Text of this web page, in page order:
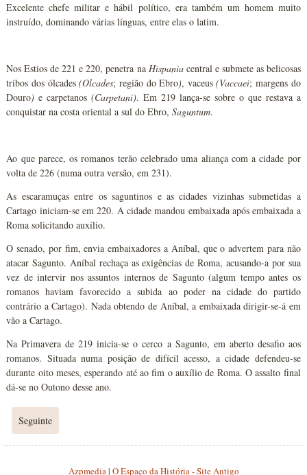
Excelente chefe militar e hábil político, era também um homem muito
instruído, dominando várias línguas, entre elas o latim.
Nos Estios de 221 e 220, penetra na Hispaniacentral e submete as belicosas
tribos dos ólcades(Olcades; região do Ebro), vaceus(Vaccaei; margens do
Douro) e carpetanos(Carpetani). Em 219 lança-se sobre o que restava a
conquistar na costa oriental a sul do Ebro,Saguntum.
Ao que parece, os romanos terão celebrado uma aliança com a cidade por
volta de 226 (numa outra versão, em 231).
As escaramuças entre os saguntinos e as cidades vizinhas submetidas a
Cartago iniciam-se em 220. A cidade mandou embaixada após embaixada a
Roma solicitando auxílio.
O senado, por fim, envia embaixadores a Aníbal, que o advertem para não
atacar Sagunto. Aníbal rechaça as exigências de Roma, acusando-a por sua
vez de intervir nos assuntos internos de Sagunto (algum tempo antes os
romanos haviam favorecido a subida ao poder na cidade do partido
contrário a Cartago). Nada obtendo de Aníbal, a embaixada dirigir-se-á em
vão a Cartago.
Na Primavera de 219 inicia-se o cerco a Sagunto, em aberto desafio aos
romanos. Situada numa posição de difícil acesso, a cidade defendeu-se
durante oito meses, esperando até ao fim o auxílio de Roma. O assalto final
dá-se no Outono desse ano.
Seguinte
Azpmedia| O Espaço da História - Site Antigo